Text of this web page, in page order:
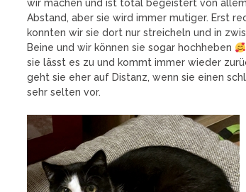
wir machen und ist total begeistert von
Abstand, aber sie wird immer mutiger. Erst
konnten wir sie dort nur streicheln und in
Beine und wir können sie sogar hochheben
sie lässt es zu und kommt immer wieder
geht sie eher auf Distanz, wenn sie einen
sehr selten vor.